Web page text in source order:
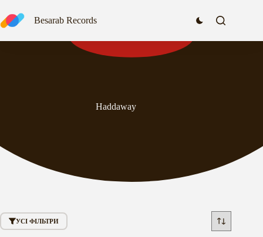
до
вмісту
Besarab Records
Haddaway
УСІ ФІЛЬТРИ